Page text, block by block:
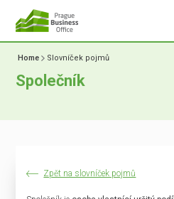
Home Slovníček pojmů
Společník
Zpět na slovníček pojmů